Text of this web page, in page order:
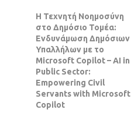
Η Τεχνητή Νοημοσύνη
στο Δημόσιο Τομέα:
Ενδυνάμωση Δημόσιων
Υπαλλήλων με το
Microsoft Copilot–AI in
Public Sector:
Empowering Civil
Servants with Microsoft
Copilot